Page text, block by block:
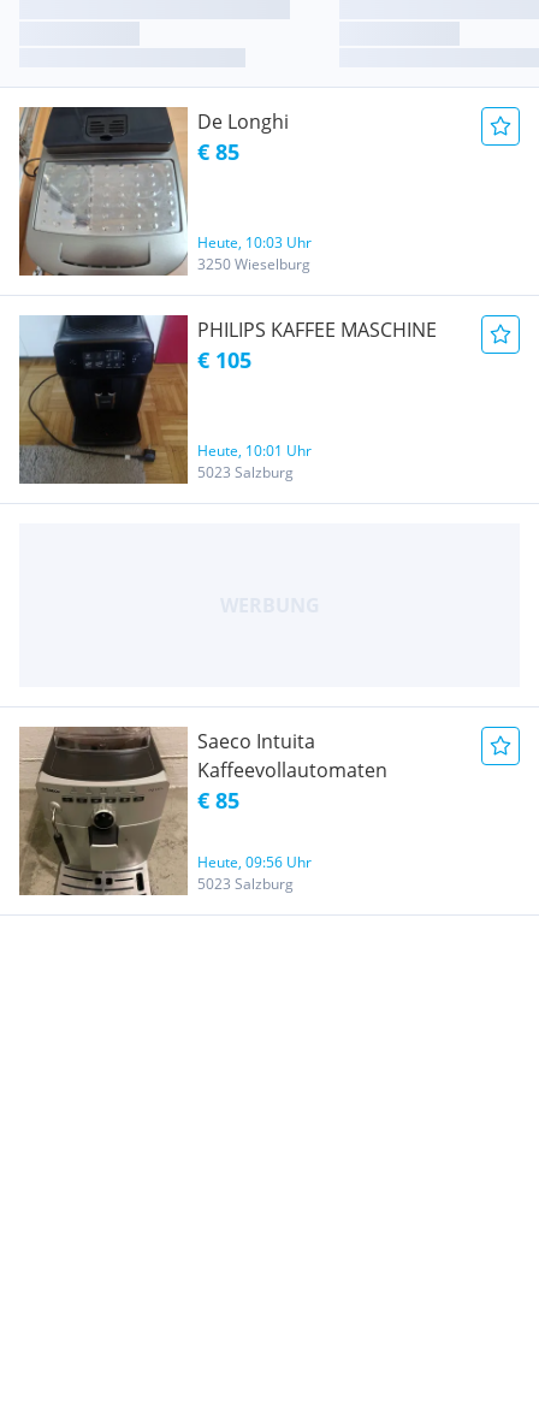
De Longhi
€ 85
Heute, 10:03 Uhr
3250 Wieselburg
PHILIPS KAFFEE MASCHINE
€ 105
Heute, 10:01 Uhr
5023 Salzburg
Saeco Intuita
Kaffeevollautomaten
€ 85
Heute, 09:56 Uhr
5023 Salzburg